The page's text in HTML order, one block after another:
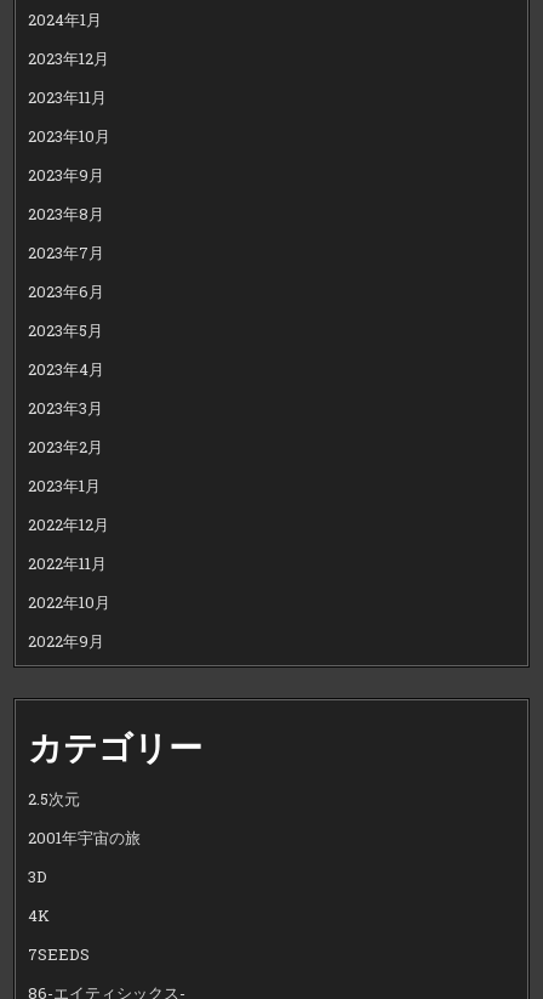
2024年1月
2023年12月
2023年11月
2023年10月
2023年9月
2023年8月
2023年7月
2023年6月
2023年5月
2023年4月
2023年3月
2023年2月
2023年1月
2022年12月
2022年11月
2022年10月
2022年9月
カテゴリー
2.5次元
2001年宇宙の旅
3D
4K
7SEEDS
86-エイティシックス-